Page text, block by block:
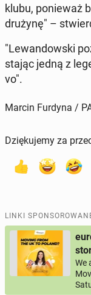
klubu, po­nie­waż
drużynę" –
"Le­wan­dow­ski
sta­jąc jedną z
vo".
Marcin Furdyna /
Dziękujemy za
LINKI
We